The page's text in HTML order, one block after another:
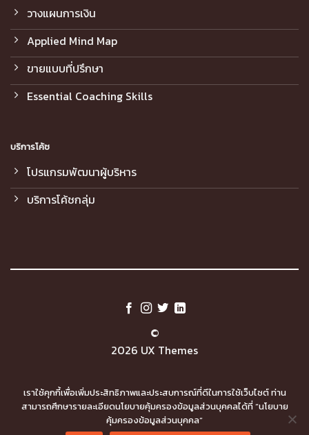
วางแผนการเงิน
Applied Mind Map
ขายแบบที่ปรึกษา
Essential Coaching Skills
บริการโค้ช
โปรแกรมพัฒนาผู้บริหาร
บริการโค้ชกลุ่ม
©
2026 UX Themes
COOKIES
เราใช้คุกกี้เพื่อเพิ่มประสิทธิภาพและประสบการณ์ที่ดีในการใช้เว็บไซต์ ท่าน
สามารถศึกษารายละเอียดนโยบายคุ้มครองข้อมูลส่วนบุคคลได้ที่ “นโยบาย
คุ้มครองข้อมูลส่วนบุคคล”